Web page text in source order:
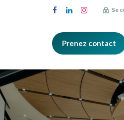
Se
Prenez contact